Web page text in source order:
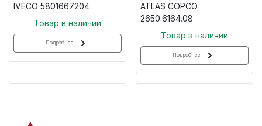
IVECO 5801667204
Товар в наличии
Подробнее
ATLAS COPCO
2650.6164.08
Товар в наличии
Подробнее